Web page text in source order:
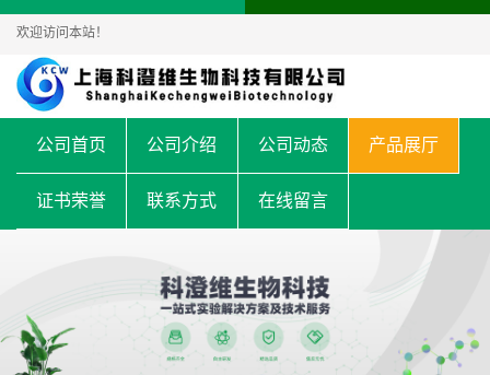
欢迎访问本站！
公司首页 公司介绍 公司动态 产品展厅
证书荣誉 联系方式 在线留言